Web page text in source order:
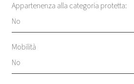
Appartenenza alla categoria protetta:
No
Mobilità
No